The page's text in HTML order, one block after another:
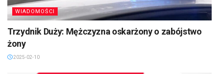
WIADOMOŚCI
Trzydnik Duży: Mężczyzna oskarżony o zabójstwo
żony
2025-02-10